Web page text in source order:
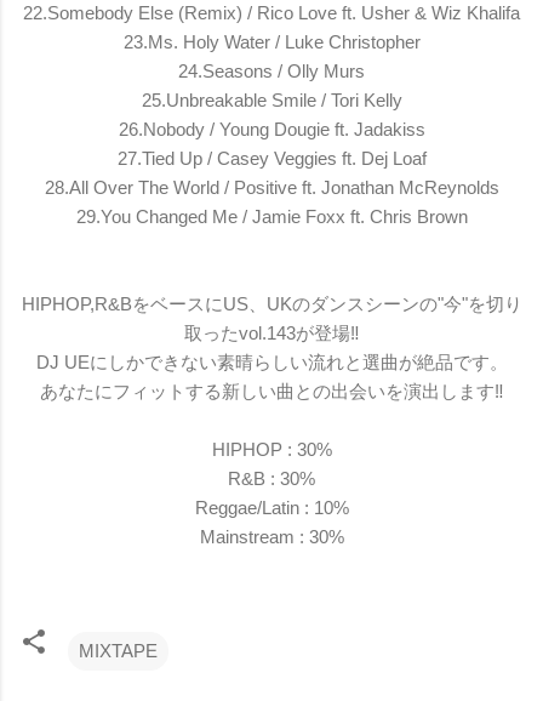
22.Somebody Else (Remix) / Rico Love ft. Usher & Wiz Khalifa
23.Ms. Holy Water / Luke Christopher
24.Seasons / Olly Murs
25.Unbreakable Smile / Tori Kelly
26.Nobody / Young Dougie ft. Jadakiss
27.Tied Up / Casey Veggies ft. Dej Loaf
28.All Over The World / Positive ft. Jonathan McReynolds
29.You Changed Me / Jamie Foxx ft. Chris Brown
HIPHOP,R&BをベースにUS、UKのダンスシーンの"今"を切り
取ったvol.143が登場‼︎
DJ UEにしかできない素晴らしい流れと選曲が絶品です。
あなたにフィットする新しい曲との出会いを演出します‼︎
HIPHOP : 30%
R&B : 30%
Reggae/Latin : 10%
Mainstream : 30%
MIXTAPE